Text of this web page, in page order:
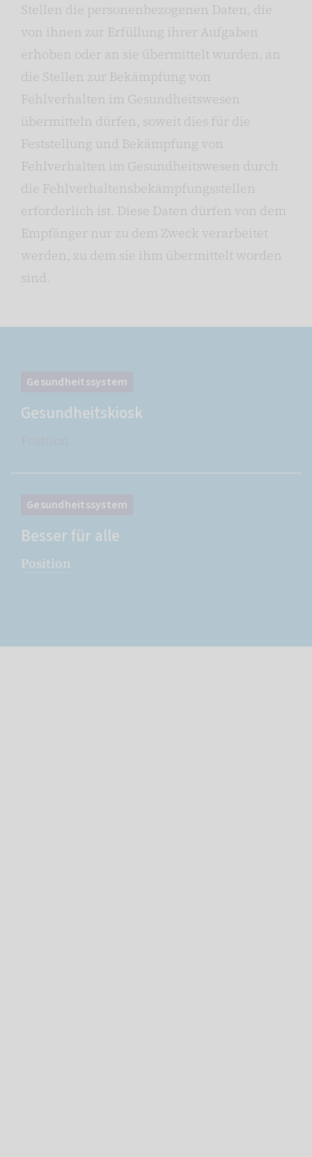
Stellen die personenbezogenen Daten, die
von ihnen zur Erfüllung ihrer Aufgaben
erhoben oder an sie übermittelt wurden, an
die Stellen zur Bekämpfung von
Fehlverhalten im Gesundheitswesen
übermitteln dürfen, soweit dies für die
Feststellung und Bekämpfung von
Fehlverhalten im Gesundheitswesen durch
die Fehlverhaltensbekämpfungsstellen
erforderlich ist. Diese Daten dürfen von dem
Empfänger nur zu dem Zweck verarbeitet
werden, zu dem sie ihm übermittelt worden
sind.
Gesundheitssystem
Gesundheitskiosk
Position
Gesundheitssystem
Besser für alle
Position